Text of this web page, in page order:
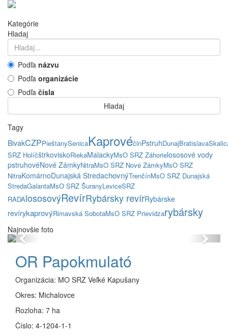
Kategórie
Hladaj
Podľa názvu
Podľa organizácie
Podľa čísla
Hladaj
Tagy
BivakCZPPieštanySenicaKaprovéčlnPstruhDunajBratislava
SRZ HolíčštrkoviskoRiekaMalackyMsO SRZ Záhorielososové vody
pstruhovéNové ZámkyNitraMsO SRZ Nové ZámkyMsO SRZ
NitraKomárnoDunajská StredachovnýTrenčínMsO SRZ Dunajská
StredaGalantaMsO SRZ ŠuranyLeviceSRZ
RADAlososovýRevírRybársky revírRybárske
revírykaprovýRimavská SobotaMsO SRZ Prievidzarybársky
Najnovšie foto
Previous Next
OR Papokmulató
Organizácia: MO SRZ Veľké Kapušany
Okres: Michalovce
Rozloha: 7 ha
Číslo: 4-1204-1-1